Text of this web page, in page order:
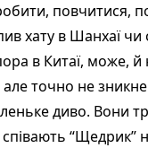
повчитися,
хату в Шанхаї
в Китаї, може, й
точно не зникне.
диво. Вони
співають “Щедрик”